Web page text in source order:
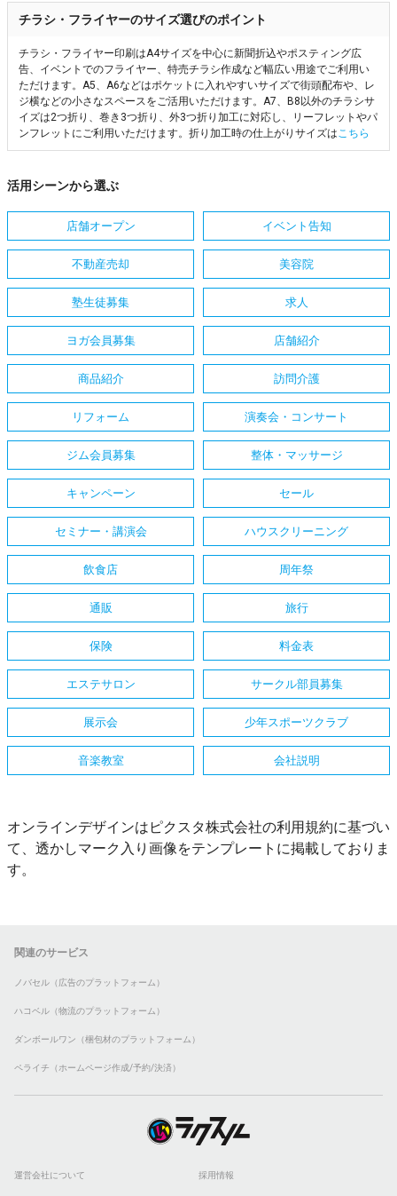
チラシ・フライヤーのサイズ選びのポイント
チラシ・フライヤー印刷はA4サイズを中心に新聞折込やポスティング広
告、イベントでのフライヤー、特売チラシ作成など幅広い用途でご利用い
ただけます。A5、A6などはポケットに入れやすいサイズで街頭配布や、レ
ジ横などの小さなスペースをご活用いただけます。A7、B8以外のチラシサ
イズは2つ折り、巻き3つ折り、外3つ折り加工に対応し、リーフレットやパ
ンフレットにご利用いただけます。折り加工時の仕上がりサイズはこちら
活用シーンから選ぶ
店舗オープン イベント告知
不動産売却 美容院
塾生徒募集 求人
ヨガ会員募集 店舗紹介
商品紹介 訪問介護
リフォーム 演奏会・コンサート
ジム会員募集 整体・マッサージ
キャンペーン セール
セミナー・講演会 ハウスクリーニング
飲食店 周年祭
通販 旅行
保険 料金表
エステサロン サークル部員募集
展示会 少年スポーツクラブ
音楽教室 会社説明
オンラインデザインはピクスタ株式会社の利用規約に基づい
て、透かしマーク入り画像をテンプレートに掲載しておりま
す。
関連のサービス
ノバセル（広告のプラットフォーム）
ハコベル（物流のプラットフォーム）
ダンボールワン（梱包材のプラットフォーム）
ペライチ（ホームページ作成/予約/決済）
運営会社について 採用情報